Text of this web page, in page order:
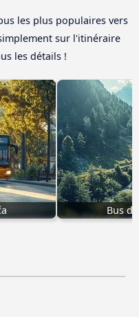
les plus populaires vers
sur l'itinéraire
les détails !
Bus